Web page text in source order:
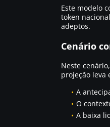
Este modelo
token
adeptos.
Cenário
Neste
projeção leva
A
O
A baixa